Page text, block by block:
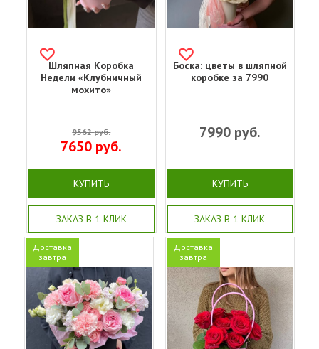
Шляпная Коробка
Недели «Клубничный
мохито»
9562руб.
7650 руб.
КУПИТЬ
ЗАКАЗ В 1 КЛИК
Боска: цветы в шляпной
коробке за 7990
7990руб.
КУПИТЬ
ЗАКАЗ В 1 КЛИК
Доставка
завтра
Доставка
завтра